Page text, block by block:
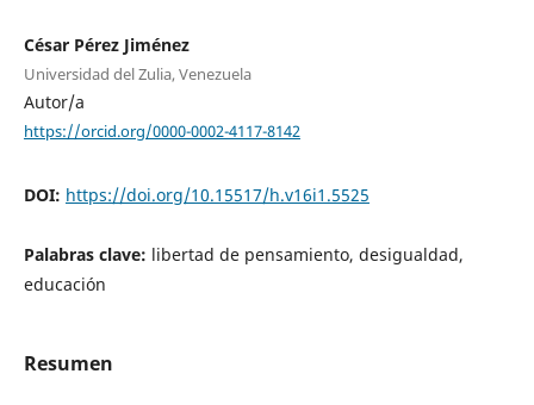
César Pérez Jiménez
Universidad del Zulia, Venezuela
Autor/a
https://orcid.org/0000-0002-4117-8142
DOI: https://doi.org/10.15517/h.v16i1.5525
Palabras clave: libertad de pensamiento, desigualdad,
educación
Resumen